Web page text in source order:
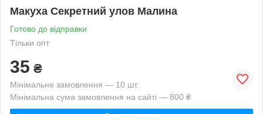
Макуха Секретний улов Малина
Готово до відправки
Тільки опт
35 ₴
Мінімальне замовлення — 10 шт.
Мінімальна сума замовлення на сайті — 800 ₴